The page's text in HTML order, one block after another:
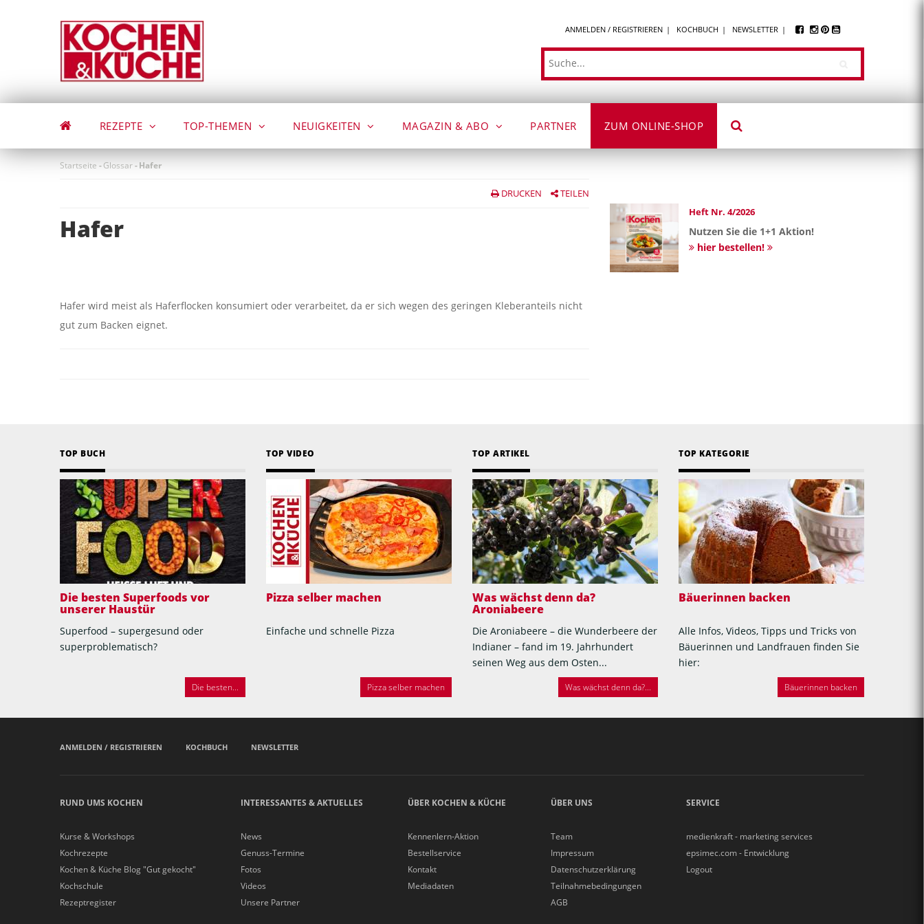
ANMELDEN / REGISTRIEREN KOCHBUCH NEWSLETTER
Suche
REZEPTE TOP-THEMEN NEUIGKEITEN MAGAZIN & ABO PARTNER ZUM ONLINE-SHOP
Startseite -Glossar-Hafer
DRUCKEN TEILEN
Hafer
Hafer wird meist als Haferflocken konsumiert oder verarbeitet, da er sich wegen des geringen Kleberanteils nicht
gut zum Backen eignet.
Heft Nr. 4/2026
Nutzen Sie die 1+1 Aktion!
hier bestellen!
TOP BUCH
Die besten Superfoods vor
unserer Haustür
Superfood – supergesund oder
superproblematisch?
Die besten...
TOP VIDEO
Pizza selber machen
Einfache und schnelle Pizza
Pizza selber machen
TOP ARTIKEL
Was wächst denn da?
Aroniabeere
Die Aroniabeere – die Wunderbeere der
Indianer – fand im 19. Jahrhundert
seinen Weg aus dem Osten...
Was wächst denn da?...
TOP KATEGORIE
Bäuerinnen backen
Alle Infos, Videos, Tipps und Tricks von
Bäuerinnen und Landfrauen finden Sie
hier:
Bäuerinnen backen
ANMELDEN / REGISTRIEREN KOCHBUCH NEWSLETTER
RUND UMS KOCHEN
Kurse & Workshops
Kochrezepte
Kochen & Küche Blog "Gut gekocht"
Kochschule
Rezeptregister
INTERESSANTES & AKTUELLES
News
Genuss-Termine
Fotos
Videos
Unsere Partner
ÜBER KOCHEN & KÜCHE
Kennenlern-Aktion
Bestellservice
Kontakt
Mediadaten
ÜBER UNS
Team
Impressum
Datenschutzerklärung
Teilnahmebedingungen
AGB
SERVICE
medienkraft - marketing services
epsimec.com - Entwicklung
Logout